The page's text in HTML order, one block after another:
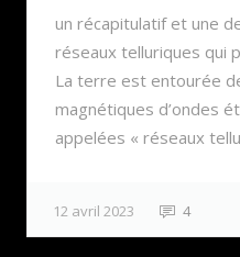
un récapitulatif et une
réseaux telluriques qui
La terre est entourée
magnétiques d’ondes
appelées « réseaux
12 avril 2023 4